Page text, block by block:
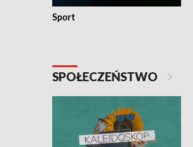
Sport
SPOŁECZEŃSTWO